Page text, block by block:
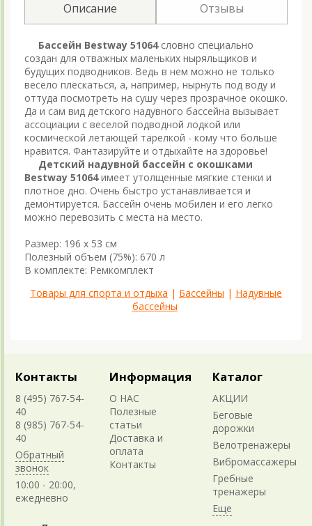
Описание Отзывы
Бассейн Bestway 51064словно специально
создан для отважных маленьких ныряльщиков и
будущих подводников. Ведь в нем можно не только
весело плескаться, а, например, нырнуть под воду и
оттуда посмотреть на сушу через прозрачное окошко.
Да и сам вид детского надувного бассейна вызывает
ассоциации с веселой подводной лодкой или
космической летающей тарелкой - кому что больше
нравится. Фантазируйте и отдыхайте на здоровье!
Детский надувной бассейн с окошками
Bestway 51064имеет утолщенные мягкие стенки и
плотное дно. Очень быстро устанавливается и
демонтируется. Бассейн очень мобилен и его легко
можно перевозить с места на место.
Размер: 196 х 53 см
Полезный объем (75%): 670 л
В комплекте: Ремкомплект
Товары для спорта и отдыха | Бассейны | Надувные
бассейны
Контакты
8 (495) 767-54-
40
8 (985) 767-54-
40
Обратный
звонок
10:00 - 20:00,
ежедневно
Информация
О НАС
Полезные
статьи
Доставка и
оплата
Контакты
Каталог
АКЦИИ
Беговые
дорожки
Велотренажеры
Вибромассажеры
Гребные
тренажеры